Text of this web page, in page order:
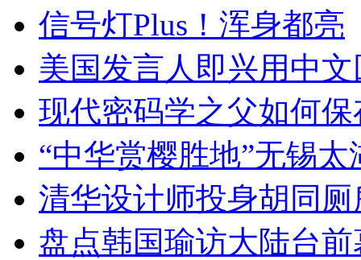
信号灯Plus！浑身都亮
美国发言人即兴用中
现代密码学之父如何
“中华赏樱胜地”无锡
清华设计师投身胡同
盘点韩国瑜访大陆台